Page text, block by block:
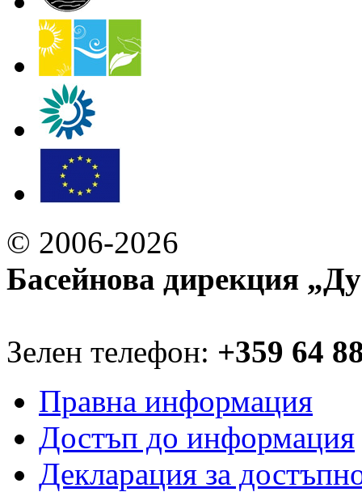
© 2006-2026
Басейнова дирекция
Зелен телефон: +359 64
Правна информация
Достъп до информация
Декларация за